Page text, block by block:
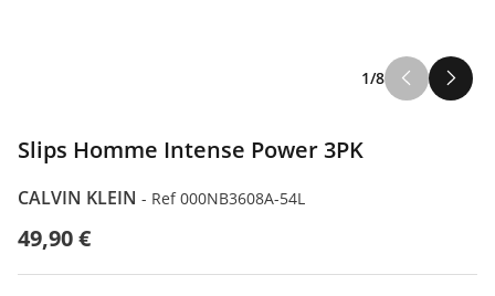
1/8
Slips Homme Intense Power 3PK
CALVIN KLEIN - Ref 000NB3608A-54L
49,90 €